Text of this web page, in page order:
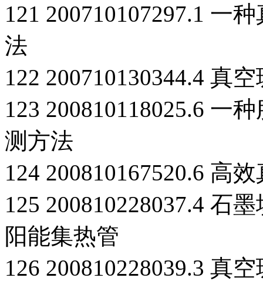
121 200710107297.1 一
法
122 200710130344.4 真
123 200810118025.6 一
测方法
124 200810167520.6 高
125 200810228037.4 石
阳能集热管
126 200810228039.3 真